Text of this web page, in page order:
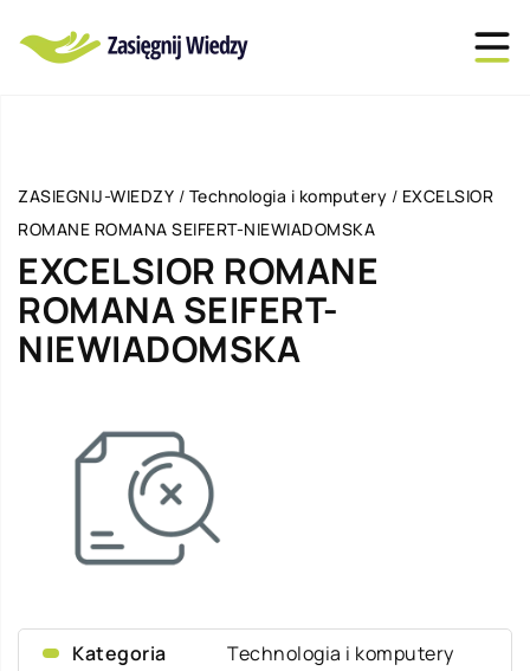
ZASIEGNIJ-WIEDZY / Technologia i komputery / EXCELSIOR
ROMANE ROMANA SEIFERT-NIEWIADOMSKA
EXCELSIOR ROMANE
ROMANA SEIFERT-
NIEWIADOMSKA
Kategoria
Technologia i komputery